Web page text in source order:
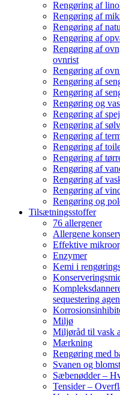
Rengøring af
Rengøring af
Rengøring af
Rengøring af
Rengøring af
ovnrist
Rengøring af
Rengøring af
Rengøring af
Rengøring og
Rengøring af
Rengøring af
Rengøring af
Rengøring af
Rengøring af
Rengøring af
Rengøring af
Rengøring af
Rengøring og
Tilsætningsstoffer
76 allergener
Allergene
Effektive
Enzymer
Kemi i
sequestering
Miljø
Miljøråd til vask
Mærkning
Rengøring med
Svanen og
Sæbenødder –
Tensider –